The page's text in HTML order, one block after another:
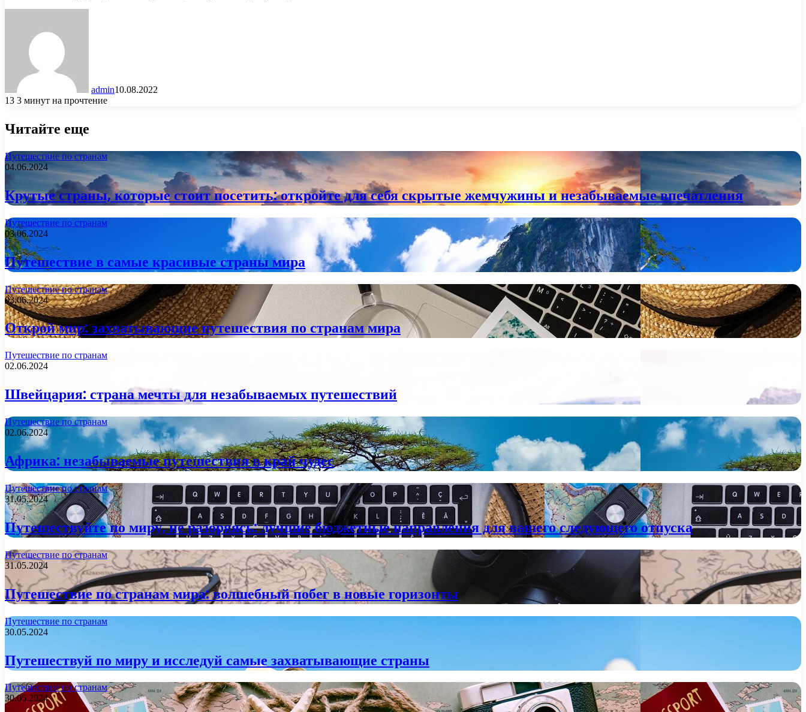
admin10.08.2022
13 3 минут на прочтение
Читайте еще
Путешествие по странам
04.06.2024
Крутые страны, которые стоит посетить: откройте для себя скрытые жемчужины и незабываемые впечатления
Путешествие по странам
03.06.2024
Путешествие в самые красивые страны мира
Путешествие по странам
03.06.2024
Открой мир: захватывающие путешествия по странам мира
Путешествие по странам
02.06.2024
Швейцария: страна мечты для незабываемых путешествий
Путешествие по странам
02.06.2024
Африка: незабываемые путешествия в край чудес
Путешествие по странам
31.05.2024
Путешествуйте по миру, не разоряясь: лучшие бюджетные направления для вашего следующего отпуска
Путешествие по странам
31.05.2024
Путешествие по странам мира: волшебный побег в новые горизонты
Путешествие по странам
30.05.2024
Путешествуй по миру и исследуй самые захватывающие страны
Путешествие по странам
30.05.2024